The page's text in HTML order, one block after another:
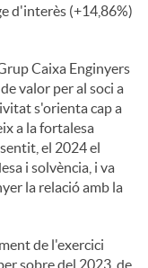
d'interès (+14,86%)
Caixa Enginyers
valor per al soci a
s'orienta cap a
a la fortalesa
el 2024 el
i solvència, i va
la relació amb la
de l'exercici
sobre del 2023, de